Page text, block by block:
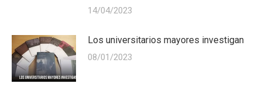
14/04/2023
Los universitarios mayores investigan
08/01/2023